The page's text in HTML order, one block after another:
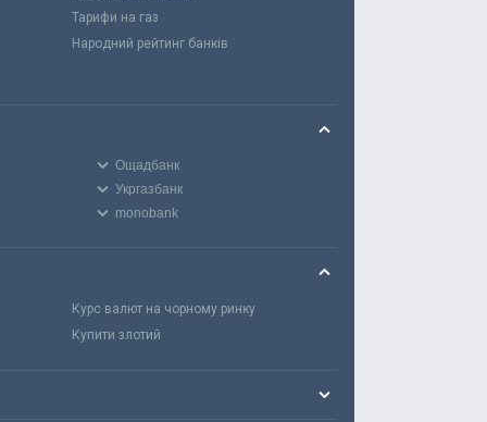
Тарифи на газ
Народний рейтинг банків
Ощадбанк
Укргазбанк
monobank
Курс валют на чорному ринку
Купити злотий